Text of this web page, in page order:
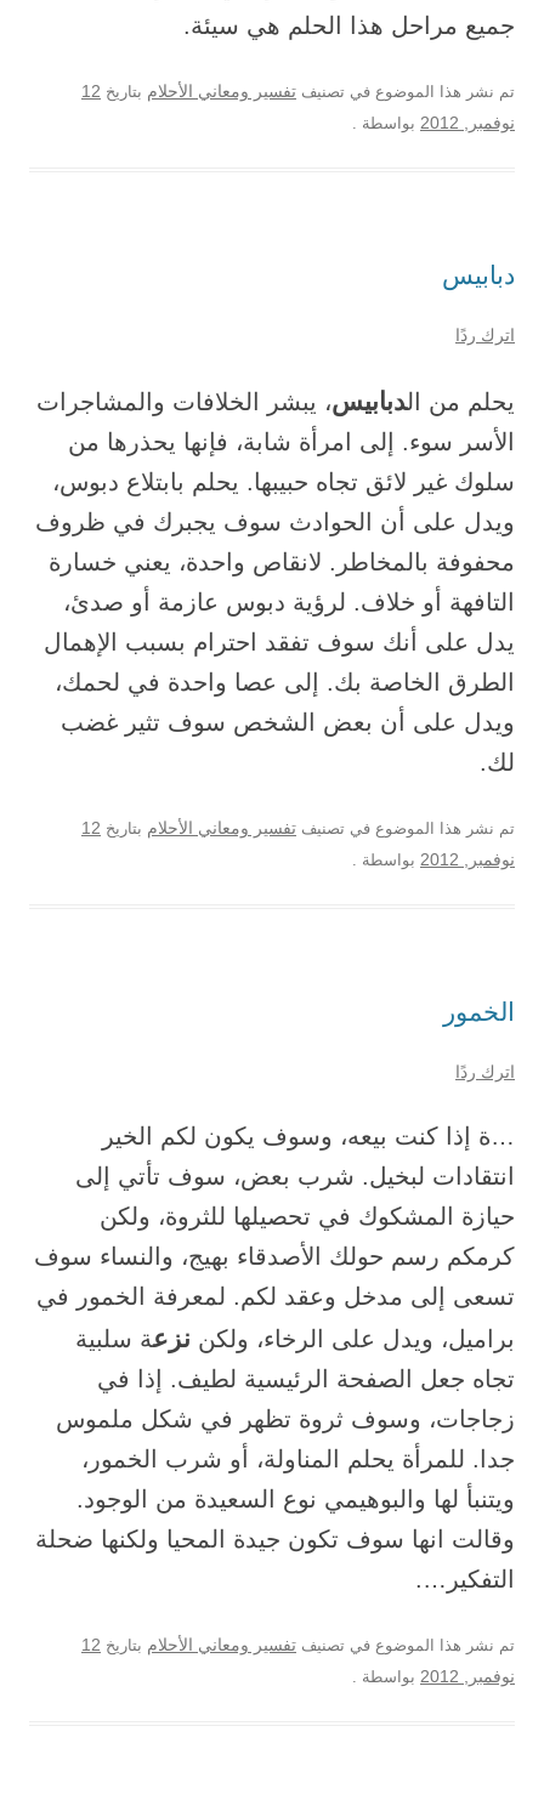
جميع مراحل هذا الحلم هي سيئة.
تم نشر هذا الموضوع في تصنيف تفسير ومعاني الأحلام بتاريخ 12
نوفمبر, 2012
بواسطة .
دبابيس
اترك ردًا
يحلم من الدبابيس، يبشر الخلافات والمشاجرات
الأسر سوء. إلى امرأة شابة، فإنها يحذرها من
سلوك غير لائق تجاه حبيبها. يحلم بابتلاع دبوس،
ويدل على أن الحوادث سوف يجبرك في ظروف
محفوفة بالمخاطر. لانقاص واحدة، يعني خسارة
التافهة أو خلاف. لرؤية دبوس عازمة أو صدئ،
يدل على أنك سوف تفقد احترام بسبب الإهمال
الطرق الخاصة بك. إلى عصا واحدة في لحمك،
ويدل على أن بعض الشخص سوف تثير غضب
لك.
تم نشر هذا الموضوع في تصنيف تفسير ومعاني الأحلام بتاريخ 12
نوفمبر, 2012
بواسطة .
الخمور
اترك ردًا
…ة إذا كنت بيعه، وسوف يكون لكم الخير
انتقادات لبخيل. شرب بعض، سوف تأتي إلى
حيازة المشكوك في تحصيلها للثروة، ولكن
كرمكم رسم حولك الأصدقاء بهيج، والنساء سوف
تسعى إلى مدخل وعقد لكم. لمعرفة الخمور في
براميل، ويدل على الرخاء، ولكن نزعة سلبية
تجاه جعل الصفحة الرئيسية لطيف. إذا في
زجاجات، وسوف ثروة تظهر في شكل ملموس
جدا. للمرأة يحلم المناولة، أو شرب الخمور،
ويتنبأ لها والبوهيمي نوع السعيدة من الوجود.
وقالت انها سوف تكون جيدة المحيا ولكنها ضحلة
التفكير….
تم نشر هذا الموضوع في تصنيف تفسير ومعاني الأحلام بتاريخ 12
نوفمبر, 2012
بواسطة .